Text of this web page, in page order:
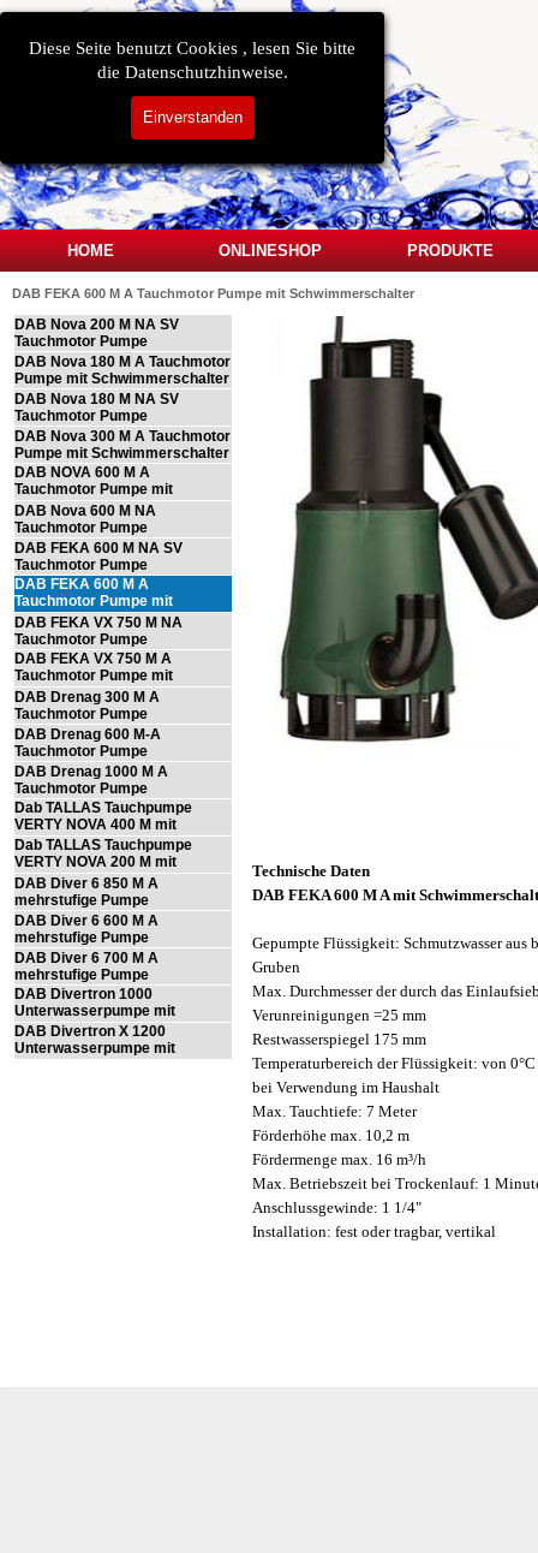
Diese Seite benutzt Cookies , lesen Sie bitte
die Datenschutzhinweise.
Einverstanden
Direkt zum Seiteninhalt
HOME ▼
ONLINESHOP PRODUKTE
DAB FEKA 600 M A Tauchmotor Pumpe mit Schwimmerschalter
Menü überspringen
DAB Nova 200 M NA SV
Tauchmotor Pumpe
DAB Nova 180 M A Tauchmotor
Pumpe mit Schwimmerschalter
DAB Nova 180 M NA SV
Tauchmotor Pumpe
DAB Nova 300 M A Tauchmotor
Pumpe mit Schwimmerschalter
DAB NOVA 600 M A
Tauchmotor Pumpe mit
Schwimmerschalter
DAB Nova 600 M NA
Tauchmotor Pumpe
DAB FEKA 600 M NA SV
Tauchmotor Pumpe
DAB FEKA 600 M A
Tauchmotor Pumpe mit
Schwimmerschalter
DAB FEKA VX 750 M NA
Tauchmotor Pumpe
DAB FEKA VX 750 M A
Tauchmotor Pumpe mit
Schwimmerschalter
DAB Drenag 300 M A
Tauchmotor Pumpe
DAB Drenag 600 M-A
Tauchmotor Pumpe
DAB Drenag 1000 M A
Tauchmotor Pumpe
Dab TALLAS Tauchpumpe
VERTY NOVA 400 M mit
interner Schwimmer
Dab TALLAS Tauchpumpe
VERTY NOVA 200 M mit
interner Schwimmer
DAB Diver 6 850 M A
mehrstufige Pumpe
DAB Diver 6 600 M A
mehrstufige Pumpe
DAB Diver 6 700 M A
mehrstufige Pumpe
DAB Divertron 1000
Unterwasserpumpe mit
Integrierter Schalteinheit
DAB Divertron X 1200
Unterwasserpumpe mit
Technische Daten
DAB FEKA 600 M A mit
Gepumpte Flüssigkeit: Schmutzwasser aus
Gruben
Max. Durchmesser der durch das
Verunreinigungen =25 mm
Restwasserspiegel 175 mm
Temperaturbereich der Flüssigkeit: von
bei Verwendung im Haushalt
Max. Tauchtiefe: 7 Meter
Förderhöhe max. 10,2 m
Fördermenge max. 16 m³/h
Max. Betriebszeit bei Trockenlauf: 1
Anschlussgewinde: 1 1/4"
Installation: fest oder tragbar, vertikal